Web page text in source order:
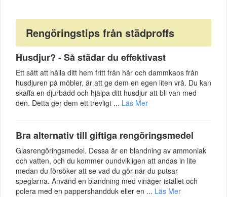
Rengöringstips från städproffs
Husdjur? - Så städar du effektivast
Ett sätt att hålla ditt hem fritt från hår och dammkaos från
husdjuren på möbler, är att ge dem en egen liten vrå. Du kan
skaffa en djurbädd och hjälpa ditt husdjur att bli van med
den. Detta ger dem ett trevligt ... Läs Mer
Bra alternativ till giftiga rengöringsmedel
Glasrengöringsmedel. Dessa är en blandning av ammoniak
och vatten, och du kommer oundvikligen att andas in lite
medan du försöker att se vad du gör när du putsar
speglarna. Använd en blandning med vinäger istället och
polera med en pappershandduk eller en ... Läs Mer